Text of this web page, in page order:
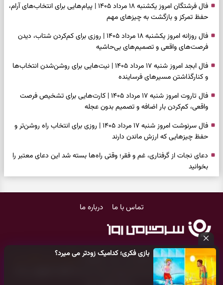
بازی فکری؛ کدامیک زودتر می میرد؟
فال فرشتگان امروز یکشنبه ۱۸ مرداد ۱۴۰۵ | پیام‌هایی برای انتخاب‌های آرام،
حفظ تمرکز و بازگشت به چیزهای مهم
فال روزانه امروز یکشنبه ۱۸ مرداد ۱۴۰۵ | روزی برای کم‌کردن شتاب، دیدن
فرصت‌های واقعی و تصمیم‌های بی‌حاشیه
فال ابجد امروز شنبه ۱۷ مرداد ۱۴۰۵ | نیت‌هایی برای روشن‌شدن انتخاب‌ها
و کنارگذاشتن مسیرهای فرساینده
فال تاروت امروز شنبه ۱۷ مرداد ۱۴۰۵ | کارت‌هایی برای تشخیص فرصت
واقعی، کم‌کردن بار اضافه و تصمیم بدون عجله
فال سرنوشت امروز شنبه ۱۷ مرداد ۱۴۰۵ | روزی برای انتخاب راه روشن‌تر و
حفظ چیزهایی که ارزش ماندن دارند
دعای نجات از گرفتاری، غم و فقر؛ وقتی راه‌ها بسته شد این دعای معتبر را
بخوانید
جمع‌کردن حاشیه‌ها
و عمل به مسئولیت‌ها
تماس با ما درباره ما
کلیه حقوق مادی و معنوی این سایت متعلق بهپایگاه خبری سرگرمی روز
می‌باشد و هر گونه کپی‌برداری توسط دیگر سایت‌ها